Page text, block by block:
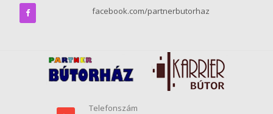
facebook.com/partnerbutorhaz
Telefonszám